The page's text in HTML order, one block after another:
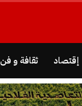
إقتصاد ثقافة و فن